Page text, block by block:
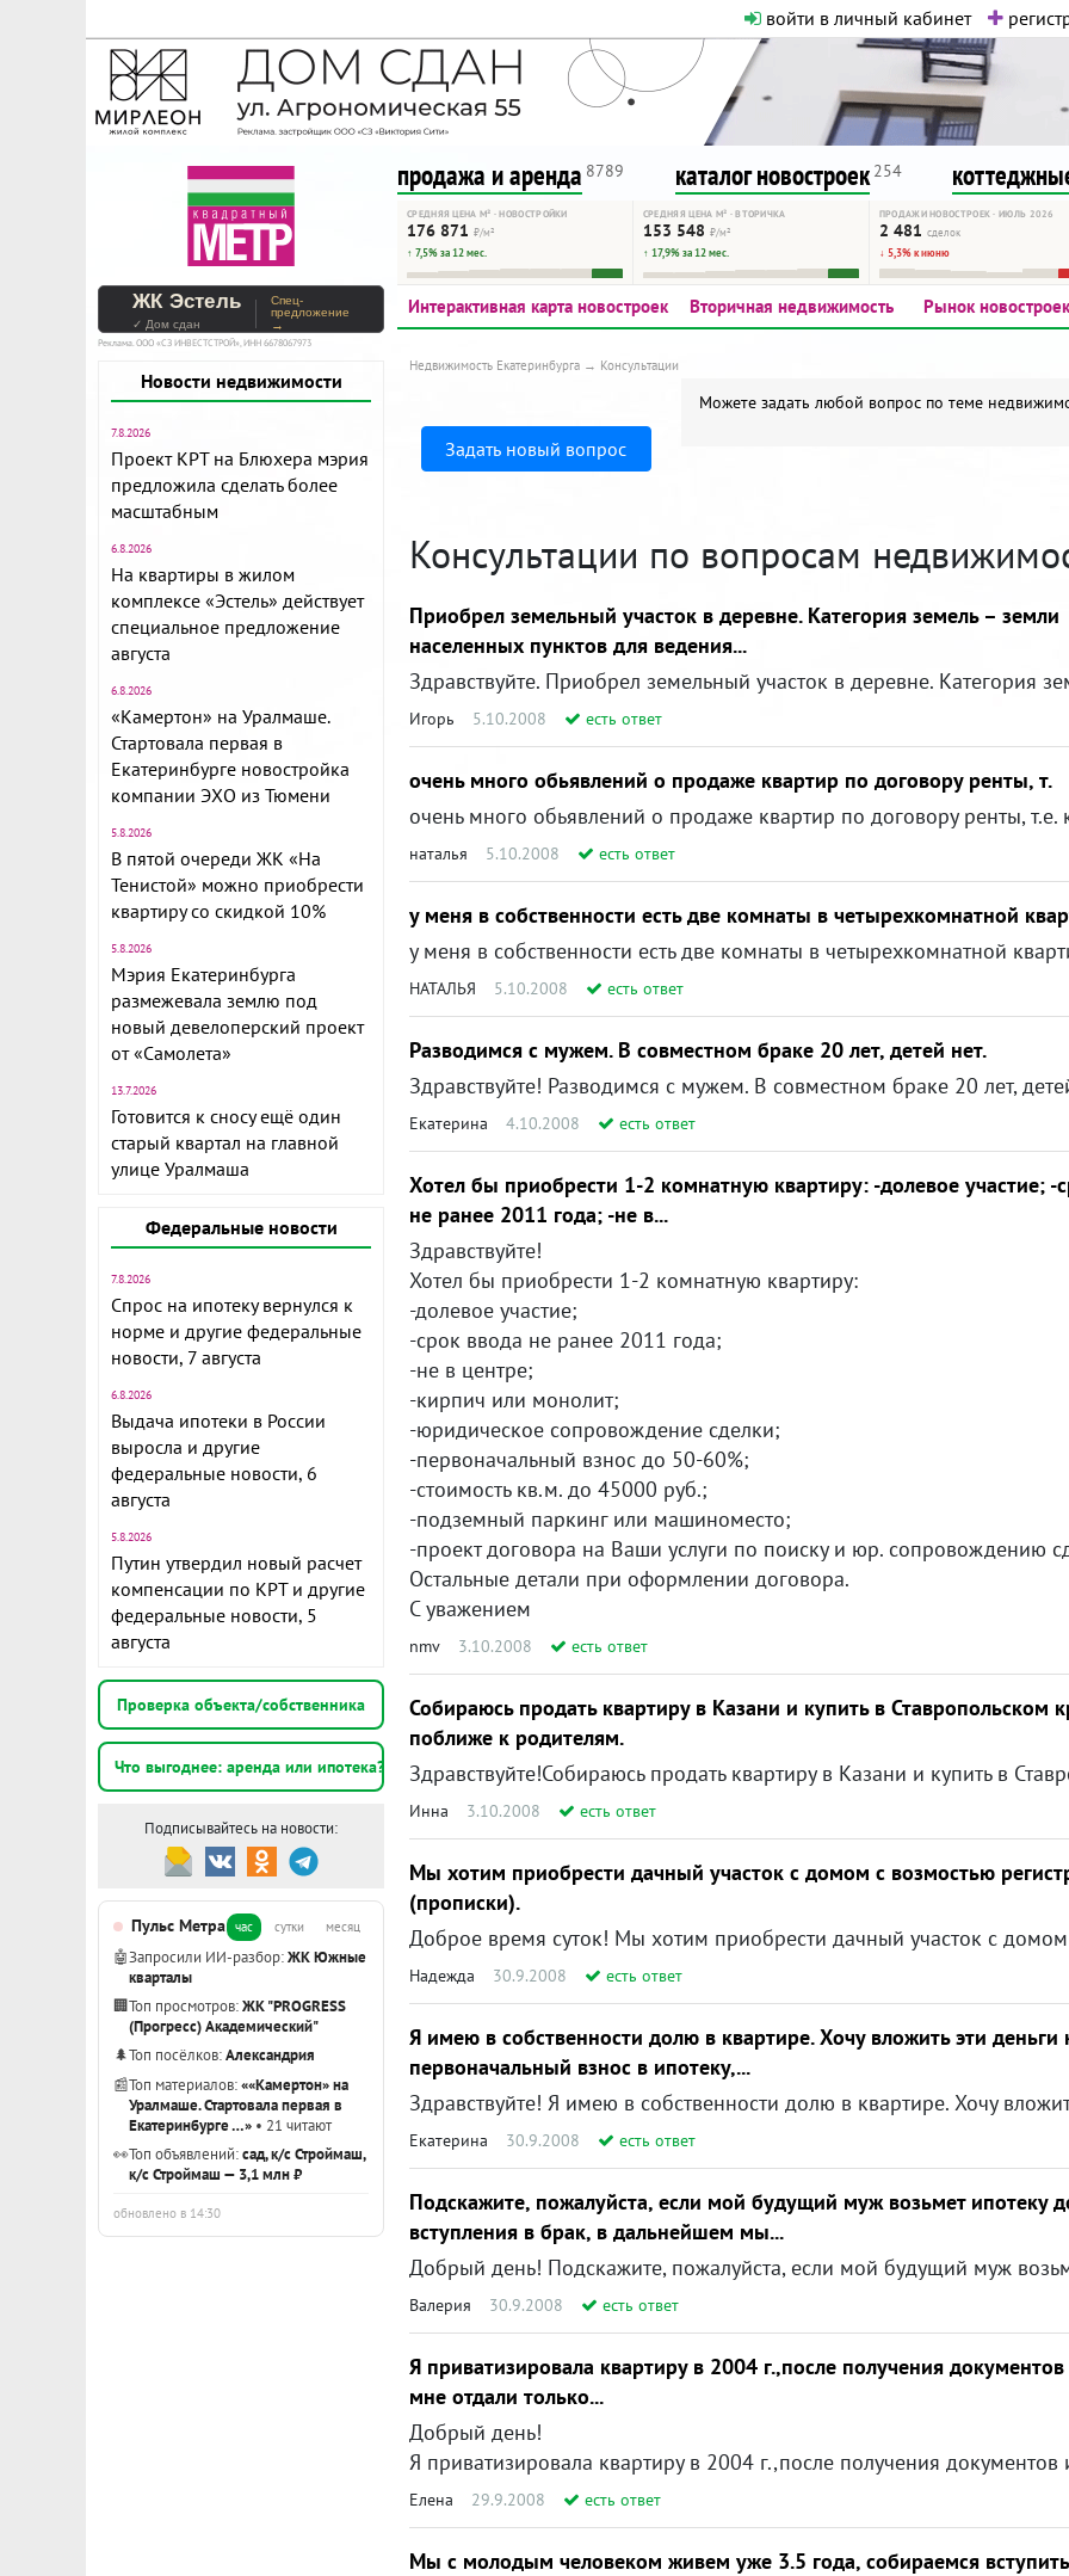
войти в личный кабинет
На Метре реклама - только нормальная. Никакого шок-
Помогайте независимому ресурсу, как он помогает вам.
продажа и аренда 8789 каталог новостроек 254
СРЕДНЯЯ ЦЕНА М² · НОВОСТРОЙКИ
176 871 ₽/м²
↑ 7,5% за 12 мес.
СРЕДНЯЯ ЦЕНА М² · ВТОРИЧКА
153 548 ₽/м²
↑ 17,9% за 12 мес.
ПРОДАЖИ НОВОСТРОЕК · ИЮЛЬ 2026
2 481 сделок
↓ 5,3% к июню
ЖК Эстель
✓ Дом сдан
Спец-
предложение
→
Реклама. ООО «СЗ ИНВЕСТСТРОЙ», ИНН 6678067973
Новости недвижимости
7.8.2026
Проект КРТ на Блюхера мэрия
предложила сделать более
масштабным
6.8.2026
На квартиры в жилом
комплексе «Эстель» действует
специальное предложение
августа
6.8.2026
«Камертон» на Уралмаше.
Стартовала первая в
Екатеринбурге новостройка
компании ЭХО из Тюмени
5.8.2026
В пятой очереди ЖК «На
Тенистой» можно приобрести
квартиру со скидкой 10%
5.8.2026
Мэрия Екатеринбурга
размежевала землю под
новый девелоперский проект
от «Самолета»
13.7.2026
Готовится к сносу ещё один
старый квартал на главной
улице Уралмаша
Федеральные новости
7.8.2026
Спрос на ипотеку вернулся к
норме и другие федеральные
новости, 7 августа
6.8.2026
Выдача ипотеки в России
выросла и другие
федеральные новости, 6
августа
5.8.2026
Путин утвердил новый расчет
компенсации по КРТ и другие
федеральные новости, 5
августа
Проверка объекта/собственника
Что выгоднее: аренда или ипотека?
Подписывайтесь на новости:
Пульс Метра час сутки месяц
🤖Запросили ИИ-разбор:ЖК Южные
кварталы
🏢Топ просмотров:ЖК "PROGRESS
(Прогресс) Академический"
🌲Топ посёлков:Александрия
📰Топ материалов:««Камертон» на
Уралмаше. Стартовала первая в
Екатеринбурге …» • 21 читают
👀Топ объявлений:сад, к/с Строймаш,
к/с Строймаш — 3,1 млн ₽
обновлено в 14:30
Интерактивная карта новостроек Вторичная недвижимость Рынок новостроек
Недвижимость Екатеринбурга Консультации
Задать новый вопрос
Можете задать любой вопрос по теме
Консультации по вопросам
Приобрел земельный участок в деревне. Категория земель – земли
населенных пунктов для ведения...
Игорь 5.10.2008 есть ответ
очень много обьявлений о продаже квартир по договору ренты, т.
наталья 5.10.2008 есть ответ
у меня в собственности есть две комнаты в четырехкомнатной
НАТАЛЬЯ 5.10.2008 есть ответ
Разводимся с мужем. В совместном браке 20 лет, детей нет.
Екатерина 4.10.2008 есть ответ
Хотел бы приобрести 1-2 комнатную квартиру: -долевое участие; -
не ранее 2011 года; -не в...
Здравствуйте!
Хотел бы приобрести 1-2 комнатную квартиру:
-долевое участие;
-срок ввода не ранее 2011 года;
-не в центре;
-кирпич или монолит;
-юридическое сопровождение сделки;
-первоначальный взнос до 50-60%;
-стоимость кв.м. до 45000 руб.;
-подземный паркинг или машиноместо;
-проект договора на Ваши услуги по поиску и юр. сопровождению
Остальные детали при оформлении договора.
С уважением
nmv 3.10.2008 есть ответ
Собираюсь продать квартиру в Казани и купить в Ставропольском
поближе к родителям.
Инна 3.10.2008 есть ответ
Мы хотим приобрести дачный участок с домом с возмостью
(прописки).
Надежда 30.9.2008 есть ответ
Я имею в собственности долю в квартире. Хочу вложить эти деньги
первоначальный взнос в ипотеку,...
Екатерина 30.9.2008 есть ответ
Подскажите, пожалуйста, если мой будущий муж возьмет ипотеку
вступления в брак, в дальнейшем мы...
Валерия 30.9.2008 есть ответ
Я приватизировала квартиру в 2004 г.,после получения
мне отдали только...
Добрый день!
Я приватизировала квартиру в 2004 г.,после получения документов из ФРС мне отдали только свидетельство о гос.регистр.,достаточно ли этого документа для продажи квартиры? Может быть мне должны были отдать еще и договор приватизации?
Елена 29.9.2008 есть ответ
Мы с молодым человеком живем уже 3.5 года, собираемся